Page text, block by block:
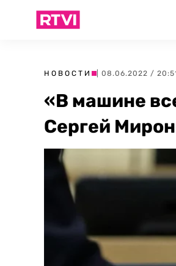
НОВОСТИ | 08.06.2022 /
«В машине
Сергей